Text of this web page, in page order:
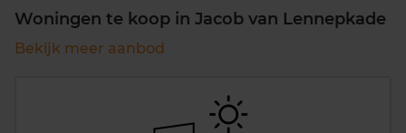
Woningen te koop in Jacob van Lennepkade
Bekijk meer aanbod